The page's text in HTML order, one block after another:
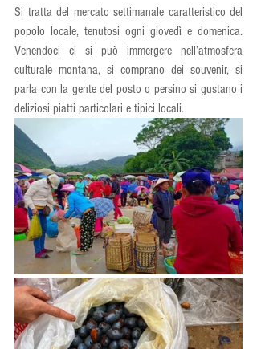
Si tratta del mercato settimanale caratteristico del
popolo locale, tenutosi ogni giovedì e domenica.
Venendoci ci si può immergere nell’atmosfera
culturale montana, si comprano dei souvenir, si
parla con la gente del posto o persino si gustano i
deliziosi piatti particolari e tipici locali.